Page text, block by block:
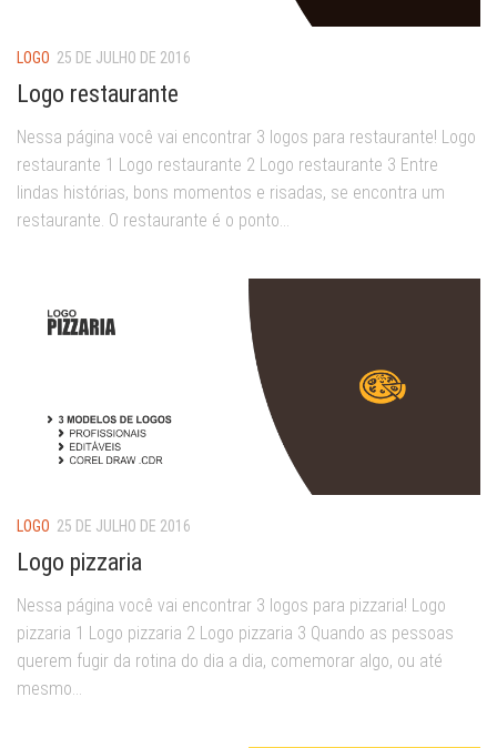
LOGO 25 DE JULHO DE 2016
Logo restaurante
Nessa página você vai encontrar 3 logos para restaurante! Logo
restaurante 1 Logo restaurante 2 Logo restaurante 3 Entre
lindas histórias, bons momentos e risadas, se encontra um
restaurante. O restaurante é o ponto...
LOGO 25 DE JULHO DE 2016
Logo pizzaria
Nessa página você vai encontrar 3 logos para pizzaria! Logo
pizzaria 1 Logo pizzaria 2 Logo pizzaria 3 Quando as pessoas
querem fugir da rotina do dia a dia, comemorar algo, ou até
mesmo...